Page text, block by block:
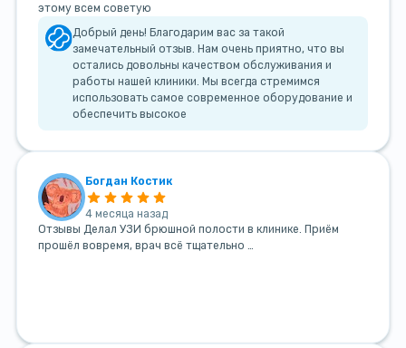
этому всем советую
Добрый день! Благодарим вас за такой
замечательный отзыв. Нам очень приятно, что вы
остались довольны качеством обслуживания и
работы нашей клиники. Мы всегда стремимся
использовать самое современное оборудование и
обеспечить высокое
Богдан Костик
4 месяца назад
Отзывы Делал УЗИ брюшной полости в клинике. Приём
прошёл вовремя, врач всё тщательно …